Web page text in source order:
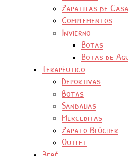
Zapatillas de Casa
Complementos
Invierno
Botas
Botas de
Terapéutico
Deportivas
Botas
Sandalias
Merceditas
Zapato Blúcher
Outlet